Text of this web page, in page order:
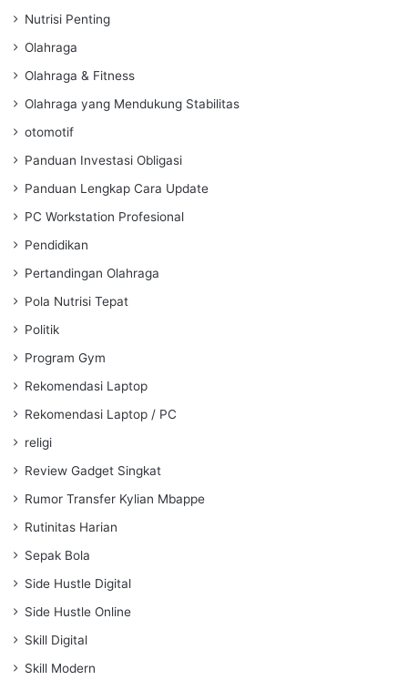
Nutrisi Penting
Olahraga
Olahraga & Fitness
Olahraga yang Mendukung Stabilitas
otomotif
Panduan Investasi Obligasi
Panduan Lengkap Cara Update
PC Workstation Profesional
Pendidikan
Pertandingan Olahraga
Pola Nutrisi Tepat
Politik
Program Gym
Rekomendasi Laptop
Rekomendasi Laptop / PC
religi
Review Gadget Singkat
Rumor Transfer Kylian Mbappe
Rutinitas Harian
Sepak Bola
Side Hustle Digital
Side Hustle Online
Skill Digital
Skill Modern